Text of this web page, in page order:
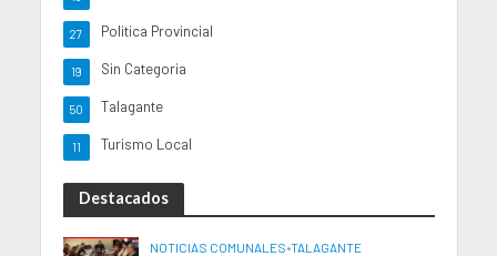
Politica Provincial
27
Sin Categoria
19
Talagante
50
Turismo Local
11
Destacados
NOTICIAS COMUNALES•TALAGANTE